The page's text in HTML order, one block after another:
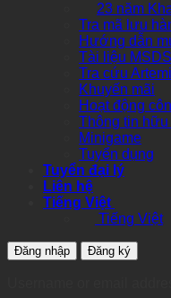
23 năm
Tra mã lưu
Hướng dẫn
Tài liệu MSDS
Tra cứu
Khuyến mãi
Hoạt động
Thông tin hữu
Minigame
Tuyển dụng
Tuyển đại lý
Liên hệ
Tiếng Việt
Tiếng Việt
Đăng nhập Đăng ký